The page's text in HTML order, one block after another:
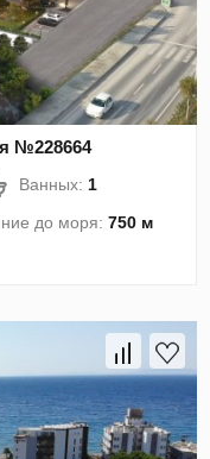
№228664
Ванных:1
до моря:750 м